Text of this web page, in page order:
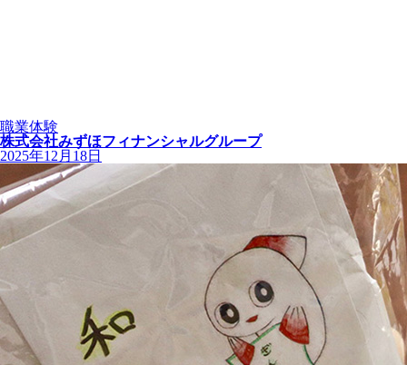
職業体験
株式会社みずほフィナンシャルグループ
2025年12月18日